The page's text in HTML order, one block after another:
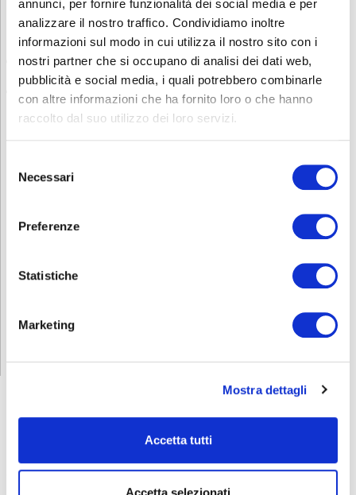
annunci, per fornire funzionalità dei social media e per
analizzare il nostro traffico. Condividiamo inoltre
informazioni sul modo in cui utilizza il nostro sito con i
nostri partner che si occupano di analisi dei dati web,
pubblicità e social media, i quali potrebbero combinarle
con altre informazioni che ha fornito loro o che hanno
raccolto dal suo utilizzo dei loro servizi.
delNecessari
Preferenze
Statistiche
Marketing
Mostra dettagli
Accetta tutti
Accetta selezionati
l’italiano.
Questa verifica può avvenire tramite:
una dichiarazione scrittada parte dell’azienda che attesti la
conoscenza della lingua da parte del lavoratore
un test di comprensione linguistica
dell’inizio del corso
Contatti
corsi.sicurezza@abf.eu
CORSI